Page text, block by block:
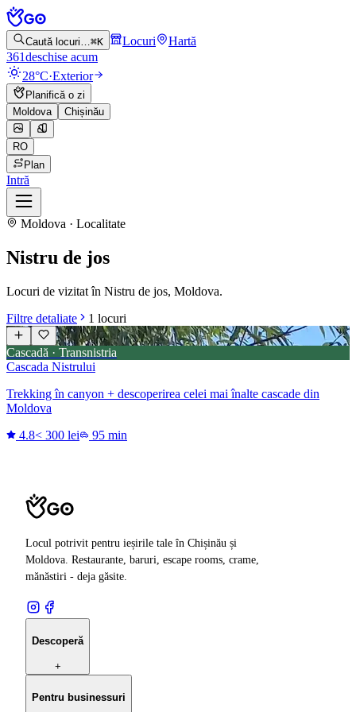
Caută locuri…⌘K Locuri
Hartă
361deschise acum
28°C·Exterior
Planifică o zi
Moldova
Chișinău
RO
Plan
Intră
Moldova · Localitate
Nistru de jos
Locuri de vizitat în Nistru de jos, Moldova.
Filtre detaliate
1 locuri
Cascadă · Transnistria
Cascada Nistrului
Trekking în canyon + descoperirea celei mai înalte cascade din
Moldova
4.8< 300 lei 95 min
Locul potrivit pentru ieșirile tale în Chișinău și
Moldova. Restaurante, baruri, escape rooms, crame,
mănăstiri - deja găsite.
Descoperă
+
Pentru businessuri